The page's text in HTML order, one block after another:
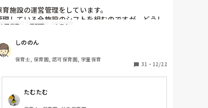
育施設の運営管理をしています。
理している全施設のシフトを組むのですが、どうし
ても土曜保育だけは入れる方が少なく、いつも苦労し
募の段階では皆、月1〜2回の土曜出勤があることに
意して入職しているはずですが、いざ勤務が始まる
と一日も土曜出勤が出来ない方ばかりです。
①土曜日の希望休は2日まで、と制限をかける
②毎月、必ず土曜保育に入ることのできる日を1日だ
土曜保育 管理職 シフト
しののん
保育士, 保育園, 認可保育園, 学童保育
31 ・ 12/22
たむたむ